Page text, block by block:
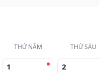
THỨ NĂM THỨ SÁU
1 2